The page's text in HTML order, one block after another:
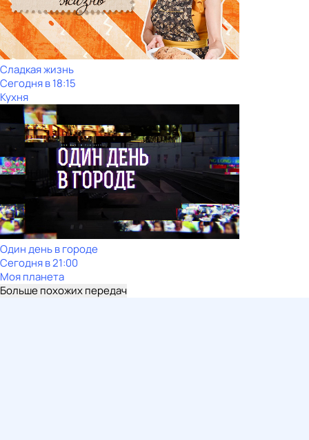
Сладкая жизнь
Сегодня в 18:15
Кухня
Один день в городе
Сегодня в 21:00
Моя планета
Больше похожих передач